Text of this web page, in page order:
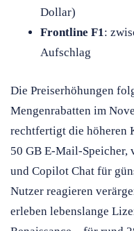
Dollar)
Frontline F1:
Aufschlag
Die Preiserhöhungen
Mengenrabatten im
rechtfertigt die höheren
50 GB E-Mail-Speicher,
und Copilot Chat für
Nutzer reagieren
erleben lebenslange